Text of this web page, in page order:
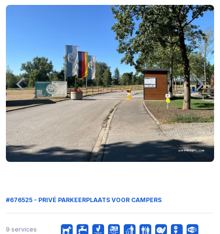
#676525 - PRIVÉ PARKEERPLAATS VOOR CAMPERS
9 services